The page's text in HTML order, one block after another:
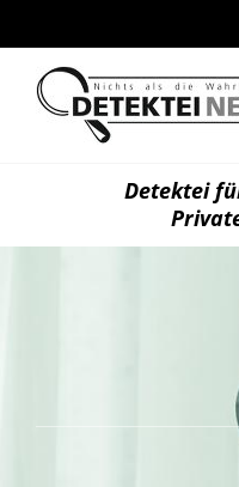
Inhalt
springen
Detektei